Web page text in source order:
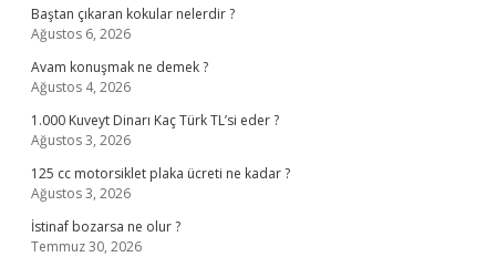
Baştan çıkaran kokular nelerdir ?
Ağustos 6, 2026
Avam konuşmak ne demek ?
Ağustos 4, 2026
1.000 Kuveyt Dinarı Kaç Türk TL’si eder ?
Ağustos 3, 2026
125 cc motorsiklet plaka ücreti ne kadar ?
Ağustos 3, 2026
İstinaf bozarsa ne olur ?
Temmuz 30, 2026